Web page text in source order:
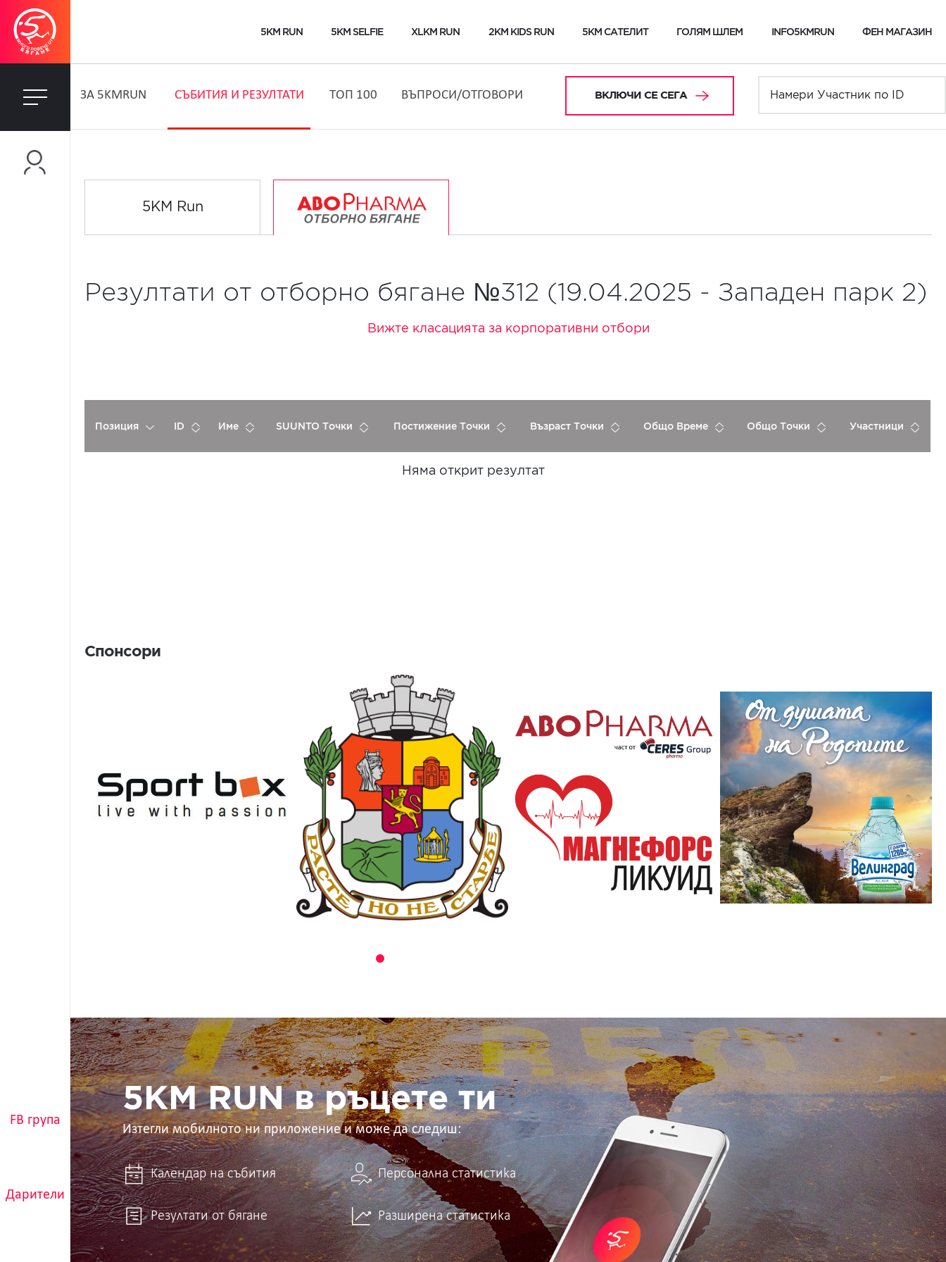
5KM RUN 5KM SELFIE XLKM RUN 2KM KIDS RUN 5KM САТЕЛИТ ГОЛЯМ ШЛЕМ INFO5KMRUN ФЕН МАГАЗИН
FB група
Дарители
ЗA 5KMRUN СЪБИТИЯ И РЕЗУЛТАТИ ТОП 100 ВЪПРОСИ/ОТГОВОРИ ВКЛЮЧИ СЕ СЕГА
5KM Run
Резултати от отборно бягане №312 (19.04.2025 - Западен парк 2)
Вижте класацията за корпоративни отбори
Позиция ID Име SUUNTO Точки Постижение Точки Възраст Точки Общо Време Общо Точки Участници
Няма открит резултат
Спонсори
5KM
RUN
в
ръцете
ти
5KM RUN в ръцете ти
Изтегли мобилното ни приложение и може да следиш:
Календар на събития Персонална статистика
Резултати от бягане Разширена статистика